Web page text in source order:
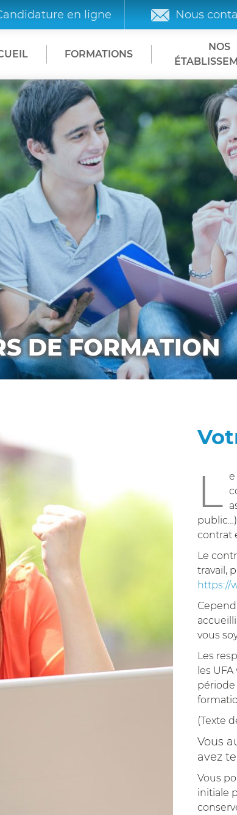
en ligne Nous
FORMATIONS
NOS
DE FORMATION
L e
contrat
Le
travail,
https://
vous
Les
les
période
(Texte
Vous
avez
Vous
initiale